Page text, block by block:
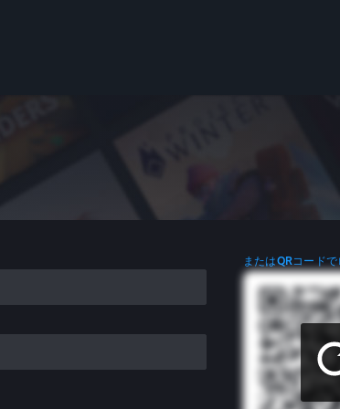
またはQRコード